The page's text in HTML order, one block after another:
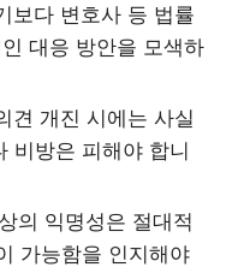
보다 변호사 등 법률
대응 방안을 모색하
견 개진 시에는 사실
비방은 피해야 합니
의 익명성은 절대적
가능함을 인지해야